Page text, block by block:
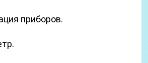
приборов.